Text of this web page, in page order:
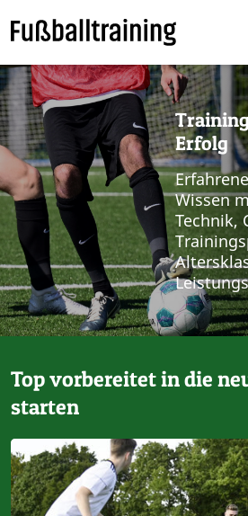
Erfolg
Wissen
Technik,
Top vorbereitet in die
starten